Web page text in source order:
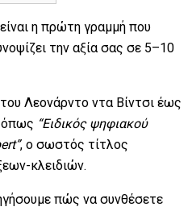
είναι η πρώτη γραμμή που
την αξία σας σε 5–10
Λεονάρντο ντα Βίντσι έως
όπως “Ειδικός ψηφιακού
, ο σωστός τίτλος
κλειδιών.
πώς να συνθέσετε